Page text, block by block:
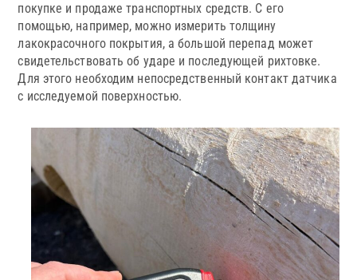
покупке и продаже транспортных средств. С его
помощью, например, можно измерить толщину
лакокрасочного покрытия, а большой перепад может
свидетельствовать об ударе и последующей рихтовке.
Для этого необходим непосредственный контакт датчика
с исследуемой поверхностью.